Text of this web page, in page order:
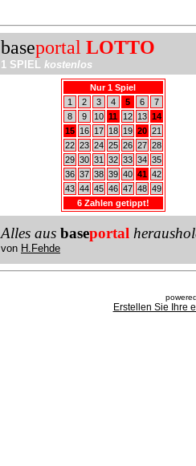
baseportal LOTTO
1 SPIEL kostenlos
Nur 1 Spiel
1
2 3 4 5 6
7
8
9 10 11 12 13 14
15
16 17 18 19 20 21
22 23 24 25 26 27 28
29 30 31 32 33 34 35
36 37 38 39 40 41 42
43 44 45 46 47 48 49
6 Zahlen getippt!
Alles aus baseportal
von H.Fehde
Erstellen Sie Ihre